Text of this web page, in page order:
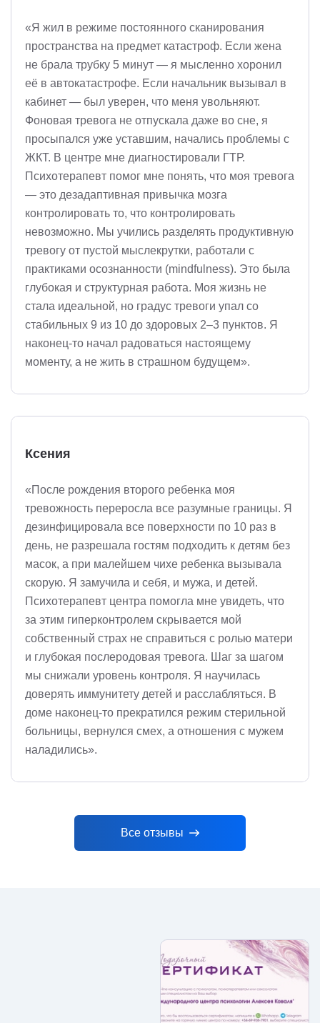
«Я жил в режиме постоянного сканирования
пространства на предмет катастроф. Если жена
не брала трубку 5 минут — я мысленно хоронил
её в автокатастрофе. Если начальник вызывал в
кабинет — был уверен, что меня увольняют.
Фоновая тревога не отпускала даже во сне, я
просыпался уже уставшим, начались проблемы с
ЖКТ. В центре мне диагностировали ГТР.
Психотерапевт помог мне понять, что моя тревога
— это дезадаптивная привычка мозга
контролировать то, что контролировать
невозможно. Мы учились разделять продуктивную
тревогу от пустой мыслекрутки, работали с
практиками осознанности (mindfulness). Это была
глубокая и структурная работа. Моя жизнь не
стала идеальной, но градус тревоги упал со
стабильных 9 из 10 до здоровых 2–3 пунктов. Я
наконец-то начал радоваться настоящему
моменту, а не жить в страшном будущем».
Ксения
«После рождения второго ребенка моя
тревожность переросла все разумные границы. Я
дезинфицировала все поверхности по 10 раз в
день, не разрешала гостям подходить к детям без
масок, а при малейшем чихе ребенка вызывала
скорую. Я замучила и себя, и мужа, и детей.
Психотерапевт центра помогла мне увидеть, что
за этим гиперконтролем скрывается мой
собственный страх не справиться с ролью матери
и глубокая послеродовая тревога. Шаг за шагом
мы снижали уровень контроля. Я научилась
доверять иммунитету детей и расслабляться. В
доме наконец-то прекратился режим стерильной
больницы, вернулся смех, а отношения с мужем
наладились».
Все отзывы